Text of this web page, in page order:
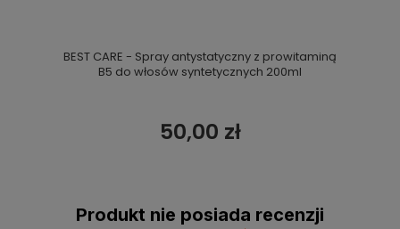
BEST CARE - Spray antystatyczny z prowitaminą
B5 do włosów syntetycznych 200ml
50,00 zł
Produkt nie posiada recenzji